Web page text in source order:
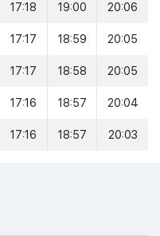
17:18 19:00 20:06
17:17 18:59 20:05
17:17 18:58 20:05
17:16 18:57 20:04
17:16 18:57 20:03